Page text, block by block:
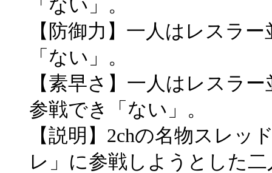
「ない」。
【防御力】一人はレスラ
「ない」。
【素早さ】一人はレスラ
参戦でき「ない」。
【説明】2chの名物スレッ
レ」に参戦しようとした